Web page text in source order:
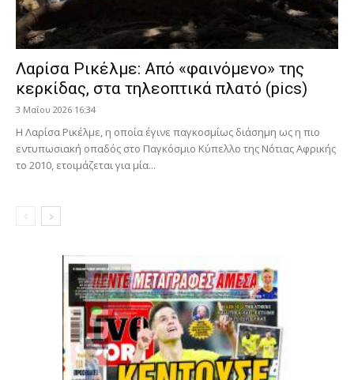
Λαρίσα Ρικέλμε: Από «φαινόμενο» της
κερκίδας, στα τηλεοπτικά πλατό (pics)
3 Μαΐου 2026 16:34
Η Λαρίσα Ρικέλμε, η οποία έγινε παγκοσμίως διάσημη ως η πιο
εντυπωσιακή οπαδός στο Παγκόσμιο Κύπελλο της Νότιας Αφρικής
το 2010, ετοιμάζεται για μία...